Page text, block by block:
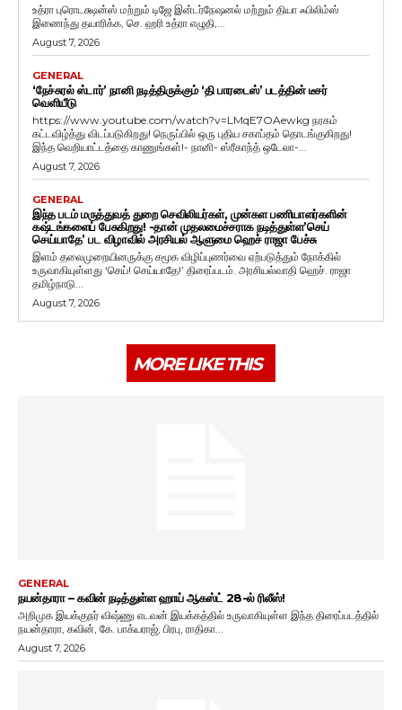
உத்ரா புரொடக்ஷன்ஸ் மற்றும் டிஜே இன்டர்நேஷனல் மற்றும் தியா ஃபிலிம்ஸ்
இணைந்து தயாரிக்க, செ. ஹரி உத்ரா எழுதி,...
August 7, 2026
GENERAL
‘நேச்சுரல் ஸ்டார்’ நானி நடித்திருக்கும் ‘தி பாரடைஸ்’ படத்தின் டீசர்
வெளியீடு
https://www.youtube.com/watch?v=LMqE7OAewkg நரகம்
கட்டவிழ்த்து விடப்படுகிறது! நெருப்பில் ஒரு புதிய சகாப்தம் தொடங்குகிறது!
இந்த வெறியாட்டத்தை காணுங்கள்!- நானி- ஸ்ரீகாந்த் ஒடேலா-...
August 7, 2026
GENERAL
இந்த படம் மருத்துவத் துறை செவிலியர்கள், முன்கள பணியாளர்களின்
கஷ்டங்களைப் பேசுகிறது! -தான் முதலமைச்சராக நடித்துள்ள’செய்
செய்யாதே’ பட விழாவில் அரசியல் ஆளுமை ஹெச் ராஜா பேச்சு
இளம் தலைமுறையினருக்கு சமூக விழிப்புணர்வை ஏற்படுத்தும் நோக்கில்
உருவாகியுள்ளது ‘செய்! செய்யாதே!’ திரைப்படம். அரசியல்வாதி ஹெச். ராஜா
தமிழ்நாடு...
August 7, 2026
MORE LIKE THIS
GENERAL
நயன்தாரா – கவின் நடித்துள்ள ஹாய் ஆகஸ்ட் 28-ல் ரிலீஸ்!
அறிமுக இயக்குநர் விஷ்ணு எடவன் இயக்கத்தில் உருவாகியுள்ள இந்த திரைப்படத்தில்
நயன்தாரா, கவின், கே. பாக்யராஜ், பிரபு, ராதிகா...
August 7, 2026